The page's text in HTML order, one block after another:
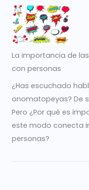
La importancia de
con personas
¿Has escuchado
onomatopeyas? De
Pero ¿Por qué es
este modo conecta
personas?